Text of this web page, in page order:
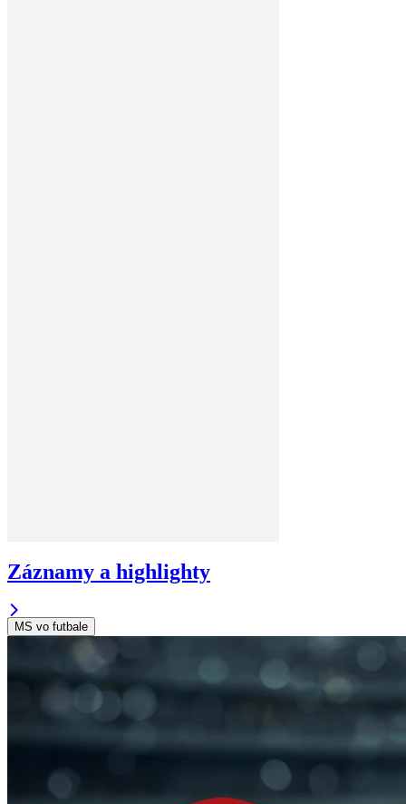
Záznamy a highlighty
MS vo futbale